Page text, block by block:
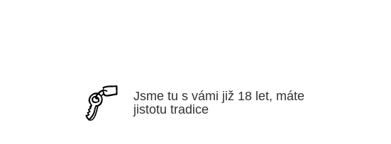
Jsme tu s vámi již 18 let, máte
jistotu tradice